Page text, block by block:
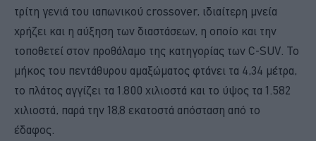
τρίτη γενιά του ιαπωνικού crossover, ιδιαίτερη μνεία
χρήζει και η αύξηση των διαστάσεων, η οποίο και την
τοποθετεί στον προθάλαμο της κατηγορίας των C-SUV. Το
μήκος του πεντάθυρου αμαξώματος φτάνει τα 4,34 μέτρα,
το πλάτος αγγίζει τα 1.800 χιλιοστά και το ύψος τα 1.582
χιλιοστά, παρά την 18,8 εκατοστά απόσταση από το
έδαφος.